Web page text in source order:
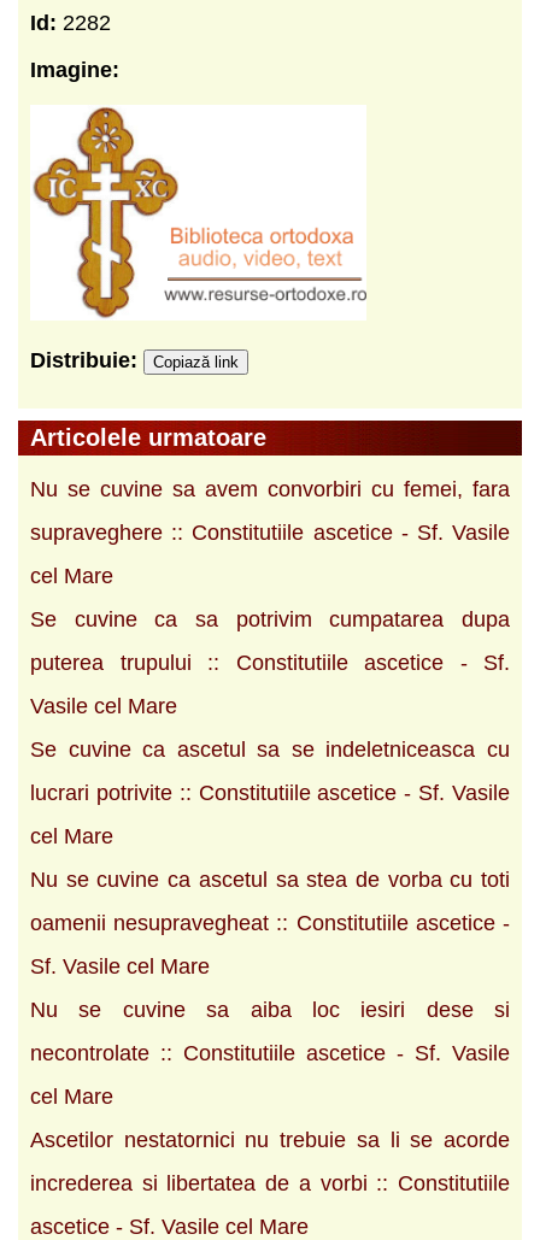
Id: 2282
Imagine:
Distribuie: Copiază link
Articolele urmatoare
Nu se cuvine sa avem convorbiri cu femei, fara
supraveghere :: Constitutiile ascetice - Sf. Vasile
cel Mare
Se cuvine ca sa potrivim cumpatarea dupa
puterea trupului :: Constitutiile ascetice - Sf.
Vasile cel Mare
Se cuvine ca ascetul sa se indeletniceasca cu
lucrari potrivite :: Constitutiile ascetice - Sf. Vasile
cel Mare
Nu se cuvine ca ascetul sa stea de vorba cu toti
oamenii nesupravegheat :: Constitutiile ascetice -
Sf. Vasile cel Mare
Nu se cuvine sa aiba loc iesiri dese si
necontrolate :: Constitutiile ascetice - Sf. Vasile
cel Mare
Ascetilor nestatornici nu trebuie sa li se acorde
increderea si libertatea de a vorbi :: Constitutiile
ascetice - Sf. Vasile cel Mare